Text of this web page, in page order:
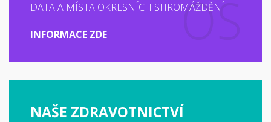
DATA A MÍSTA OKRESNÍCH SHROMÁŽDĚNÍ
INFORMACE ZDE
NAŠE ZDRAVOTNICTVÍ